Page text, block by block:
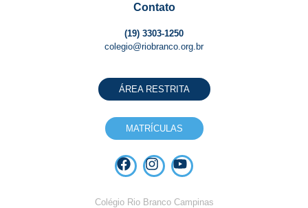
Contato
(19) 3303-1250
colegio@riobranco.org.br
ÁREA RESTRITA
MATRÍCULAS
Colégio Rio Branco Campinas